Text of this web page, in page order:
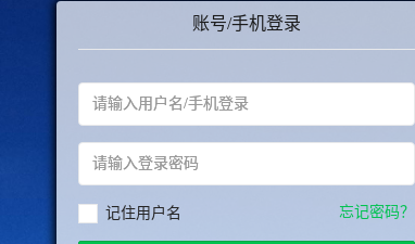
账号/手机登录
忘记密码？
记住用户名